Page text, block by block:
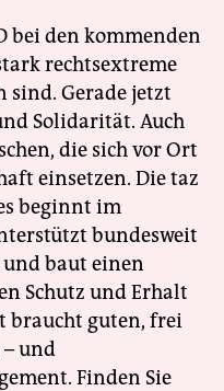
bei den kommenden
rechtsextreme
sind. Gerade jetzt
Solidarität. Auch
die sich vor Ort
einsetzen. Die taz
beginnt im
bundesweit
baut einen
Schutz und Erhalt
braucht guten, frei
und
Finden Sie